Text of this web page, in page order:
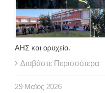
ΑΗΣ και ορυχεία.
Διαβάστε Περισσότερα
29 Μαϊος 2026